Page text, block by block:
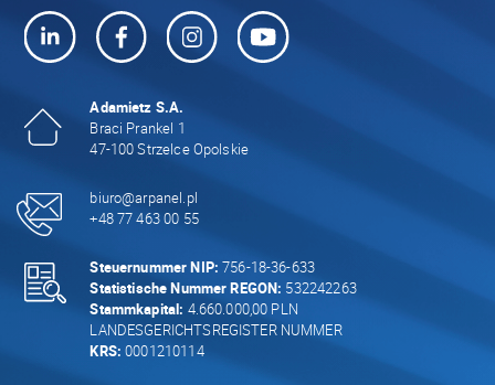
Adamietz S.A.
Braci Prankel 1
47-100 Strzelce Opolskie
biuro@arpanel.pl
+48 77 463 00 55
Steuernummer NIP: 756-18-36-633
Statistische Nummer REGON: 532242263
Stammkapital: 4.660.000,00 PLN
LANDESGERICHTSREGISTER NUMMER
KRS: 0001210114